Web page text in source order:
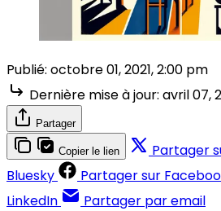
Publié: octobre 01, 2021, 2:00 pm
Dernière mise à jour: avril 07,
Partager
Copier le lien Partager
Bluesky
Partager sur
LinkedIn
Partager par email